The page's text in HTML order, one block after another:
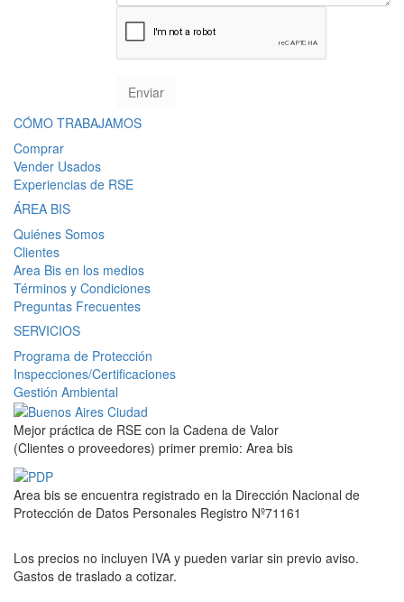
CÓMO TRABAJAMOS
Comprar
Vender Usados
Experiencias de RSE
ÁREA BIS
Quiénes Somos
Clientes
Area Bis en los medios
Términos y Condiciones
Preguntas Frecuentes
SERVICIOS
Programa de Protección
Inspecciones/Certificaciones
Gestión Ambiental
Mejor práctica de RSE con la Cadena de Valor
(Clientes o proveedores) primer premio: Area bis
Area bis se encuentra registrado en la Dirección Nacional de
Protección de Datos Personales Registro Nº71161
Los precios no incluyen IVA y pueden variar sin previo aviso.
Gastos de traslado a cotizar.